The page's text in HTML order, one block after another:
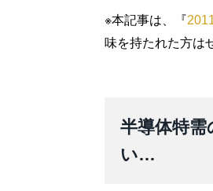
※本記事は、『
味を持たれた方は
半導体特
い…